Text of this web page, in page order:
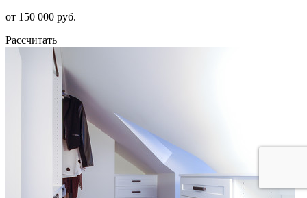
от 150 000 руб.
Рассчитать